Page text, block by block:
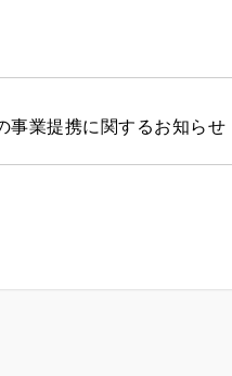
事業提携に関するお知らせ